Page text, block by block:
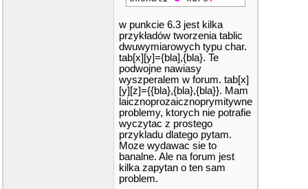
<<t
ablica_3D[ ] [
<< "\n";
brea
k;
case
aty:
goto
xy( 26, 9 );
cout
<<tablica_3D[ 2
0 ];
goto
xy( 1, 10 );
cout
<<tablica_3D [ 2 ]
1 ] <<
w punkcie 6.3 jest kilka
przykładów tworzenia tablic
dwuwymiarowych typu char.
tab[x][y]={bla],{bla}. Te
podwojne nawiasy
wyszperalem w forum. tab[x]
[y][z]={{bla},{bla},{bla}}. Mam
laicznoprozaicznoprymitywne
problemy, ktorych nie potrafie
wyczytac z prostego
przykladu dlatego pytam.
Moze wydawac sie to
banalne. Ale na forum jest
kilka zapytan o ten sam
problem.